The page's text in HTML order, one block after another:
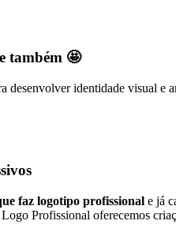
também 🤩
desenvolver identidade visual
faz logotipo profissional e já
Profissional oferecemos